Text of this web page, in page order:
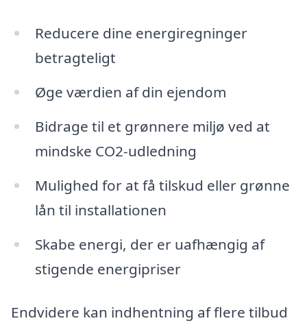
Reducere dine energiregninger
betragteligt
Øge værdien af din ejendom
Bidrage til et grønnere miljø ved at
mindske CO2-udledning
Mulighed for at få tilskud eller grønne
lån til installationen
Skabe energi, der er uafhængig af
stigende energipriser
Endvidere kan indhentning af flere tilbud